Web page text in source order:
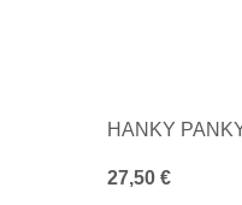
HANKY
Regulärer Preis:
27,50 €